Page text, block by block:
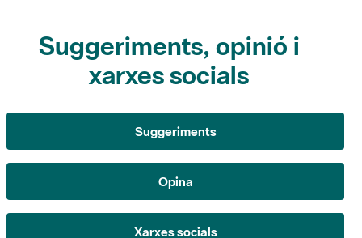
Suggeriments
Opina
Xarxes socials